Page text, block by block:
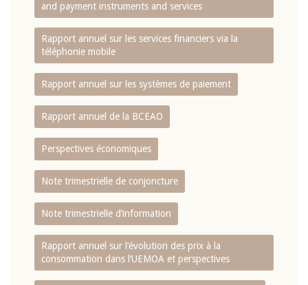
and payment instruments and services
Rapport annuel sur les services financiers via la
téléphonie mobile
Rapport annuel sur les systèmes de paiement
Rapport annuel de la BCEAO
Perspectives économiques
Note trimestrielle de conjoncture
Note trimestrielle d‘information
Rapport annuel sur l‘évolution des prix à la
consommation dans l‘UEMOA et perspectives